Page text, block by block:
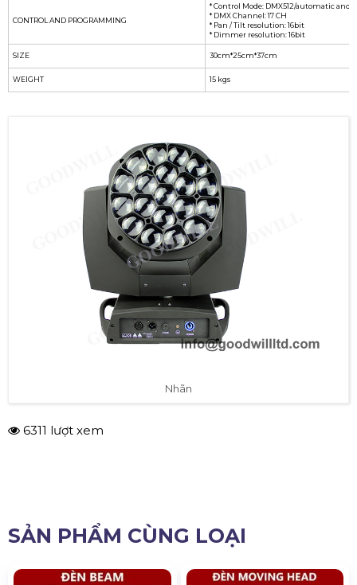
CONTROL AND PROGRAMMING
* Control Mode: DMX512/automatic and
* DMX Channel: 17 CH
* Pan / Tilt resolution: 16bit
* Dimmer resolution: 16bit
SIZE 30cm*25cm*37cm
WEIGHT 15 kgs
Nhãn
6311 lượt xem
SẢN PHẨM CÙNG LOẠI